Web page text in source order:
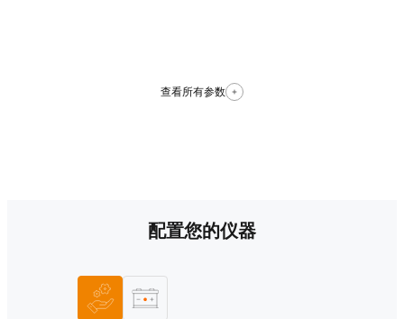
查看所有参数
配置您的仪器